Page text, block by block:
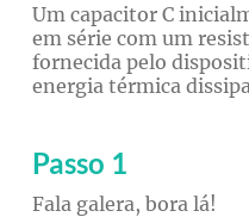
Um capacitor C
em série com um
fornecida pelo
energia térmica
Passo 1
Fala galera, bora lá!